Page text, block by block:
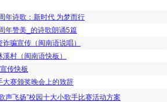
年诗歌：新时代 为梦而行
年赞美_的诗歌朗诵5篇
骗宣传（闽南语说唱）
村（闽南语快板）
传快板
大赛颁奖晚会上的致辞
声飞扬”校园十大小歌手比赛活动方案